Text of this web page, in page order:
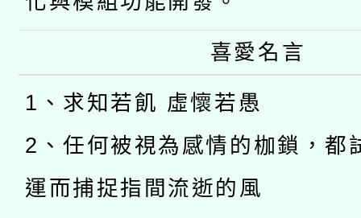
喜愛名言
1、求知若飢 虛懷若愚
2、任何被視為感情的枷鎖，都
運而捕捉指間流逝的風